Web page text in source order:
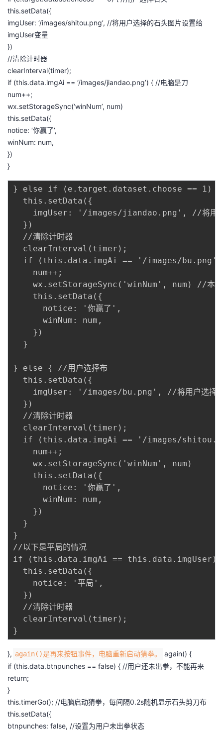
this.setData({
imgUser: ‘/images/shitou.png’, //将用户选择的石头图片设置给
imgUser变量
})
//清除计时器
clearInterval(timer);
if (this.data.imgAi == ‘/images/jiandao.png’) { //电脑是刀
num++;
wx.setStorageSync(‘winNum’, num)
this.setData({
notice: ‘你赢了’,
winNum: num,
})
}
} else if (e.target.dataset.choose == 1) { //
  this.setData({
imgUser: '/images/jiandao.png', //将用户
  })
  //清除计时器
  clearInterval(timer);
if (this.data.imgAi == '/images/bu.png')
    num++;
wx.setStorageSync('winNum', num) //本地
    this.setData({
      notice: '你赢了',
      winNum: num,
    })
  }
} else { //用户选择布
  this.setData({
imgUser: '/images/bu.png', //将用户选择的
  })
  //清除计时器
  clearInterval(timer);
if (this.data.imgAi == '/images/
    num++;
    wx.setStorageSync('winNum', num)
    this.setData({
      notice: '你赢了',
      winNum: num,
    })
  }
}
//以下是平局的情况
if (this.data.imgAi == this.data.imgUser)
  this.setData({
    notice: '平局',
  })
  //清除计时器
  clearInterval(timer);
}, again()是再来按钮事件，电脑重新启动猜拳。
again() {
if (this.data.btnpunches == false) { //用户还未出拳，不能再来
return;
}
this.timerGo(); //电脑启动猜拳，每间隔0.2s随机显示石头剪刀布
this.setData({
btnpunches: false, //设置为用户未出拳状态